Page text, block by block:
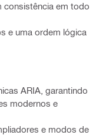
consistência em todo
e uma ordem lógica
ARIA, garantindo
modernos e
e modos de